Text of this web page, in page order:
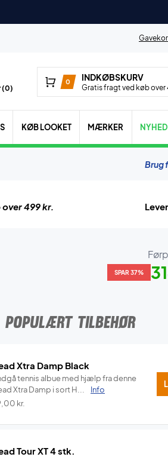
(0)
0 INDKØBSKURV
Gratis fragt ved køb over
KØB LOOKET MÆRKER
Brug
499 kr.
SPAR 37%
POPULÆRT TILBEHØR
Xtra Damp Black
tennis albue med hjælp fra denne
Head Xtra Damp i sort H...
Info
kr.
Tour XT 4 stk.